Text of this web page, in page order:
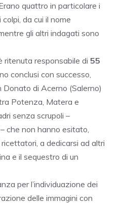
quattro in particolare i
da cui il nome
gli altri indagati sono
ritenuta responsabile di 55
conclusi con successo,
Donato di Acerno (Salerno)
Potenza, Matera e
senza scrupoli –
che non hanno esitato,
a dedicarsi ad altri
e il sequestro di un
per l’individuazione dei
delle immagini con